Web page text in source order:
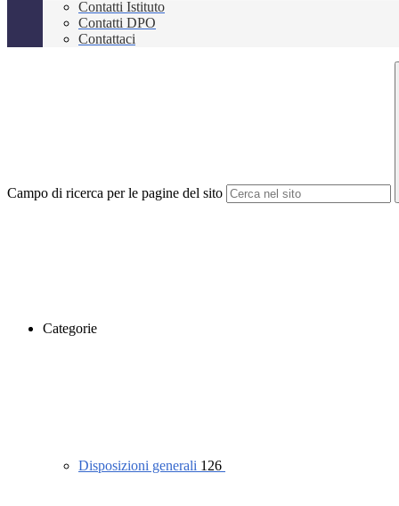
Contatti Istituto
Contatti DPO
Contattaci
Campo di ricerca per le pagine del sito
Categorie
Disposizioni generali 126